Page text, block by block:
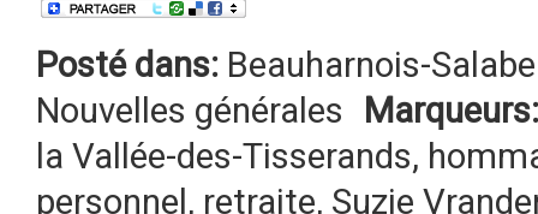
Posté dans: Beauharnois-
Nouvelles générales
Marqueurs:
la Vallée-des-Tisserands,
personnel, retraite, Suzie